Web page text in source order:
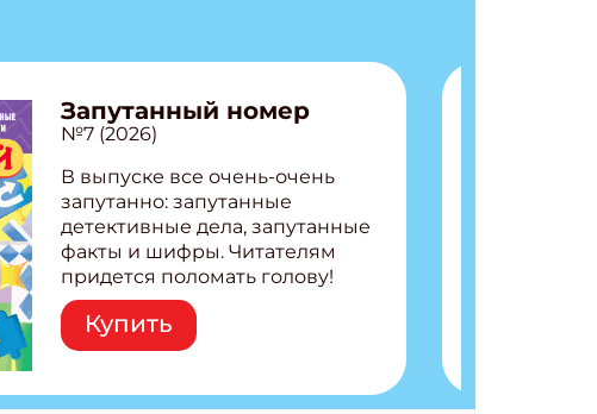
Запутанный номер
№7 (2026)
В выпуске все очень-очень
запутанно: запутанные
детективные дела, запутанные
факты и шифры. Читателям
придется поломать голову!
Внутри: Шифры и
расшифровки Плетем
запутанные поделки
Ищем коды 3 комикса
Купить